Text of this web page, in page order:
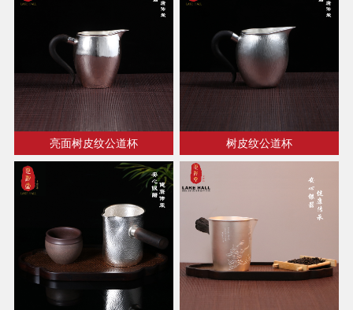
亮面树皮纹公道杯 树皮纹公道杯